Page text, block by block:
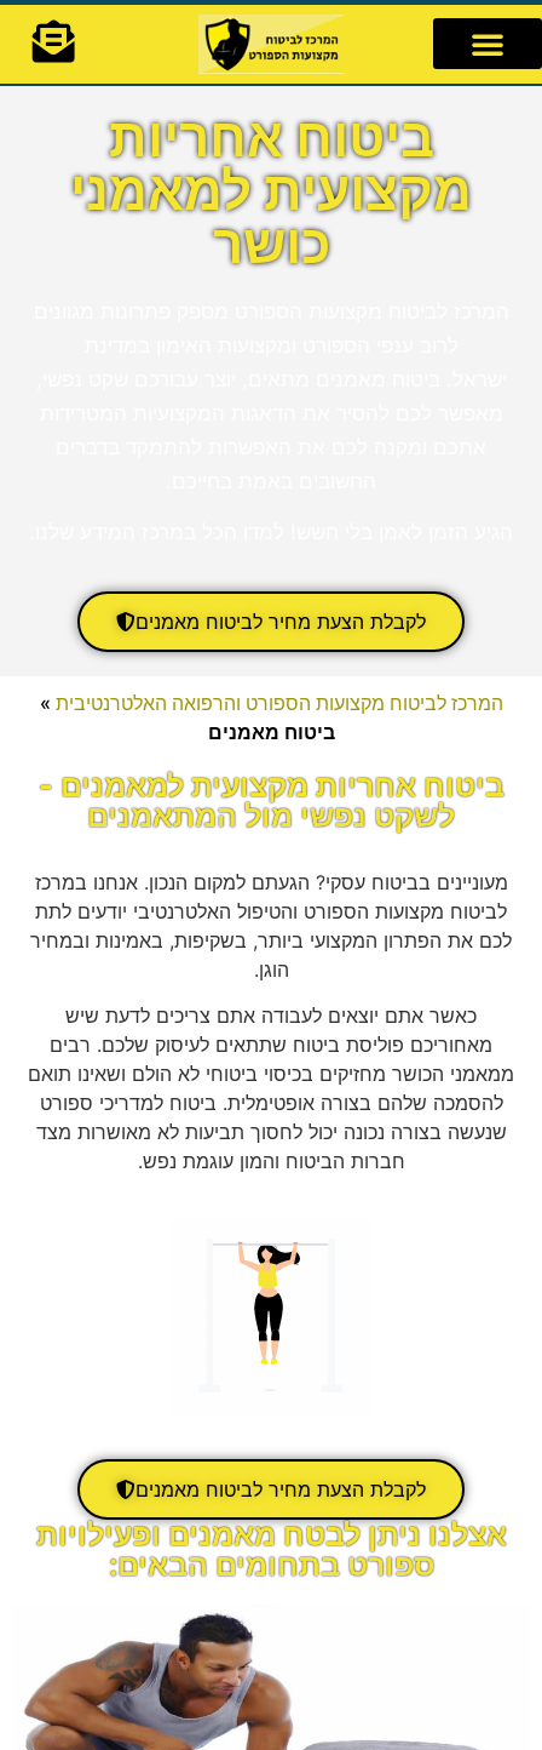
לתוכן
ביטוח אחריות
מקצועית למאמני
כושר
לקבלת הצעת מחיר לביטוח מאמנים
המרכז לביטוח מקצועות הספורט והרפואה האלטרנטיבית »
ביטוח מאמנים
ביטוח אחריות מקצועית למאמנים -
לשקט נפשי מול המתאמנים
מעוניינים בביטוח עסקי? הגעתם למקום הנכון. אנחנו במרכז
לביטוח מקצועות הספורט והטיפול האלטרנטיבי יודעים לתת
לכם את הפתרון המקצועי ביותר, בשקיפות, באמינות ובמחיר
הוגן.
כאשר אתם יוצאים לעבודה אתם צריכים לדעת שיש
מאחוריכם פוליסת ביטוח שתתאים לעיסוק שלכם. רבים
ממאמני הכושר מחזיקים בכיסוי ביטוחי לא הולם ושאינו תואם
להסמכה שלהם בצורה אופטימלית. ביטוח למדריכי ספורט
שנעשה בצורה נכונה יכול לחסוך תביעות לא מאושרות מצד
חברות הביטוח והמון עוגמת נפש.
לקבלת הצעת מחיר לביטוח מאמנים
אצלנו ניתן לבטח מאמנים ופעילויות
ספורט בתחומים הבאים: